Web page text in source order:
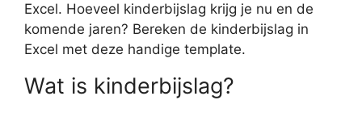
Excel. Hoeveel kinderbijslag krijg je nu en de
komende jaren? Bereken de kinderbijslag in
Excel met deze handige template.
Wat is kinderbijslag?